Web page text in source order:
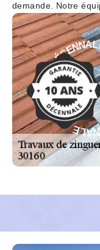
demande. Notre
G
A
R
A
N
T
I
E
D
É
C
E
N
NALE -
-